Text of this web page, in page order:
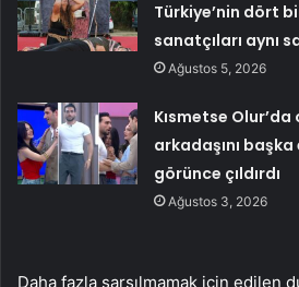
Türkiye’nin dört
sanatçıları aynı
Ağustos 5, 2026
Kısmetse Olur’da
arkadaşını
görünce çıldırdı
Ağustos 3, 2026
Daha fazla sarsılmamak için edilen